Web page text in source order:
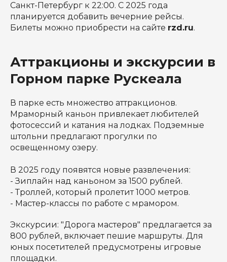
Санкт-Петербург к 22:00. С 2025 года
планируется добавить вечерние рейсы.
Билеты можно приобрести на сайте rzd.ru.
Аттракционы и экскурсии в
Горном парке Рускеала
В парке есть множество аттракционов.
Мраморный каньон привлекает любителей
фотосессий и катания на лодках. Подземные
штольни предлагают прогулки по
освещенному озеру.
В 2025 году появятся новые развлечения:
- Зиплайн над каньоном за 1500 рублей.
- Троллей, который пролетит 1000 метров.
- Мастер-классы по работе с мрамором.
Экскурсии: "Дорога мастеров" предлагается за
800 рублей, включает пешие маршруты. Для
юных посетителей предусмотрены игровые
площадки.